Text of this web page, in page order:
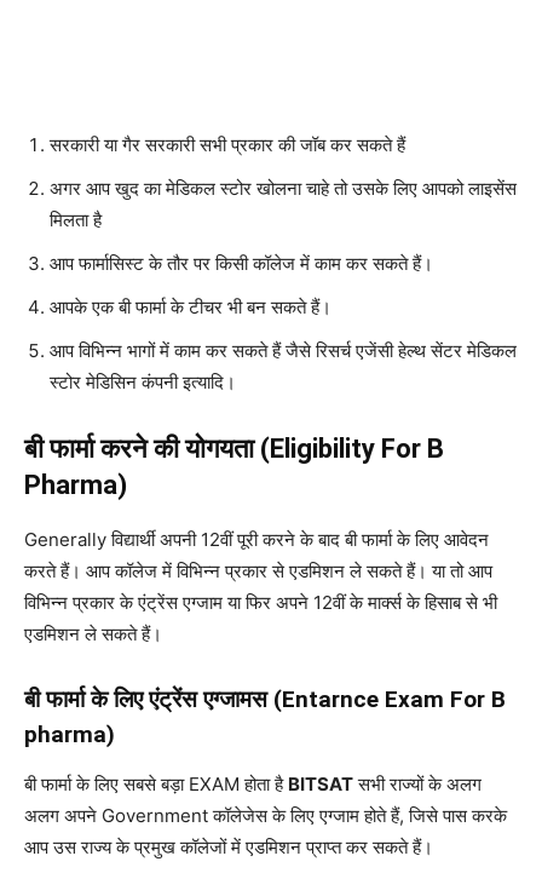
सरकारी या गैर सरकारी सभी प्रकार की जॉब कर सकते हैं
अगर आप खुद का मेडिकल स्टोर खोलना चाहे तो उसके लिए आपको लाइसेंस
मिलता है
आप फार्मासिस्ट के तौर पर किसी कॉलेज में काम कर सकते हैं।
आपके एक बी फार्मा के टीचर भी बन सकते हैं।
आप विभिन्न भागों में काम कर सकते हैं जैसे रिसर्च एजेंसी हेल्थ सेंटर मेडिकल
स्टोर मेडिसिन कंपनी इत्यादि।
बी फार्मा करने की योगयता (Eligibility For B
Pharma)
Generally विद्यार्थी अपनी 12वीं पूरी करने के बाद बी फार्मा के लिए आवेदन
करते हैं। आप कॉलेज में विभिन्न प्रकार से एडमिशन ले सकते हैं। या तो आप
विभिन्न प्रकार के एंट्रेंस एग्जाम या फिर अपने 12वीं के मार्क्स के हिसाब से भी
एडमिशन ले सकते हैं।
बी फार्मा के लिए एंट्रेंस एग्जामस (Entarnce Exam For B
pharma)
बी फार्मा के लिए सबसे बड़ा EXAM होता है BITSAT सभी राज्यों के अलग
अलग अपने Government कॉलेजेस के लिए एग्जाम होते हैं, जिसे पास करके
आप उस राज्य के प्रमुख कॉलेजों में एडमिशन प्राप्त कर सकते हैं।